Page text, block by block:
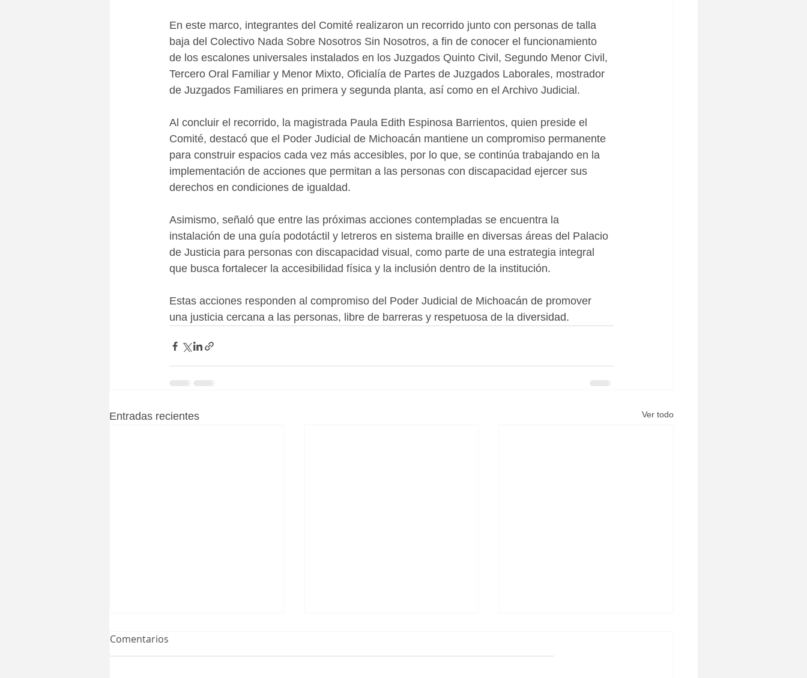
En este marco, integrantes del Comité realizaron un recorrido junto con personas de talla
baja del Colectivo Nada Sobre Nosotros Sin Nosotros, a fin de conocer el funcionamiento
de los escalones universales instalados en los Juzgados Quinto Civil, Segundo Menor Civil,
Tercero Oral Familiar y Menor Mixto, Oficialía de Partes de Juzgados Laborales, mostrador
de Juzgados Familiares en primera y segunda planta, así como en el Archivo Judicial.
Al concluir el recorrido, la magistrada Paula Edith Espinosa Barrientos, quien preside el
Comité, destacó que el Poder Judicial de Michoacán mantiene un compromiso permanente
para construir espacios cada vez más accesibles, por lo que, se continúa trabajando en la
implementación de acciones que permitan a las personas con discapacidad ejercer sus
derechos en condiciones de igualdad.
Asimismo, señaló que entre las próximas acciones contempladas se encuentra la
instalación de una guía podotáctil y letreros en sistema braille en diversas áreas del Palacio
de Justicia para personas con discapacidad visual, como parte de una estrategia integral
que busca fortalecer la accesibilidad física y la inclusión dentro de la institución.
Estas acciones responden al compromiso del Poder Judicial de Michoacán de promover
una justicia cercana a las personas, libre de barreras y respetuosa de la diversidad.
Entradas recientes Ver todo
Comentarios